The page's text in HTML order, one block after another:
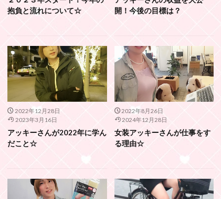
抱負と流れについて☆
開！今後の目標は？
2022年12月28日
2023年3月16日
アッキーさんが2022年に学ん
だこと☆
2022年8月26日
2024年12月28日
女装アッキーさんが仕事をす
る理由☆